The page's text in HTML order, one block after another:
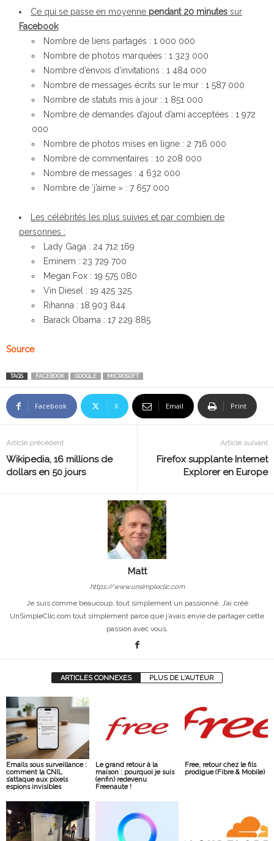
Ce qui se passe en moyenne pendant 20 minutes sur
Facebook
Nombre de liens partagés : 1 000 000
Nombre de photos marquées : 1 323 000
Nombre d’envois d’invitations : 1 484 000
Nombre de messages écrits sur le mur : 1 587 000
Nombre de statuts mis à jour : 1 851 000
Nombre de demandes d’ajout d’ami acceptées : 1 972
000
Nombre de photos mises en ligne : 2 716 000
Nombre de commentaires : 10 208 000
Nombre de messages : 4 632 000
Nombre de ‘j’aime » : 7 657 000
Les célébrités les plus suivies et par combien de
personnes :
Lady Gaga : 24 712 169
Eminem : 23 729 700
Megan Fox : 19 575 080
Vin Diesel : 19 425 325
Rihanna : 18 903 844
Barack Obama : 17 229 885
Source
TAGS FACEBOOK GOOGLE MICROSOFT
Facebook X Email Print
Article précédent
Wikipedia, 16 millions de
dollars en 50 jours
Article suivant
Firefox supplante Internet
Explorer en Europe
Matt
https://www.unsimpleclic.com
Je suis comme beaucoup, tout simplement un passionné. J’ai créé
UnSimpleClic.com tout simplement parce que j’avais envie de partager cette
passion avec vous.
ARTICLES CONNEXES PLUS DE L'AUTEUR
Emails sous surveillance :
comment la CNIL
s’attaque aux pixels
espions invisibles
Le grand retour à la
maison : pourquoi je suis
(enfin) redevenu
Freenaute !
Free, retour chez le fils
prodigue (Fibre & Mobile)